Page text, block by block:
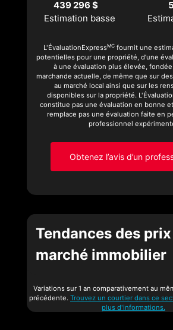
439 296 $
Estimation basse
L'ÉvaluationExpressMC fournit une
potentielles pour une propriété, d’une
à une évaluation plus élevée,
marchande actuelle, de même que sur
au marché local ainsi que sur les
disponibles sur la propriété.
constitue pas une évaluation en bonne
remplace pas une évaluation faite en
professionnel
Obtenez l’avis d’un
Tendances des
marché immobilier
Variations sur 1 an comparativement au
précédente. Trouvez un courtier dans ce
plus d'informations.